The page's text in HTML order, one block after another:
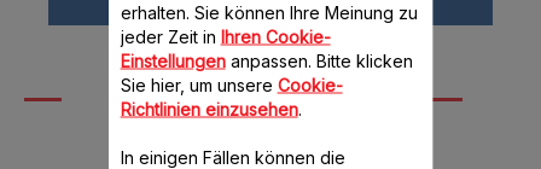
Moulinex in Ihrer
Nähe...
erhalten. Sie können Ihre Meinung zu
jeder Zeit in Ihren Cookie-
Einstellungenanpassen. Bitte klicken
Sie hier, um unsere Cookie-
Richtlinien einzusehen.
In einigen Fällen können die